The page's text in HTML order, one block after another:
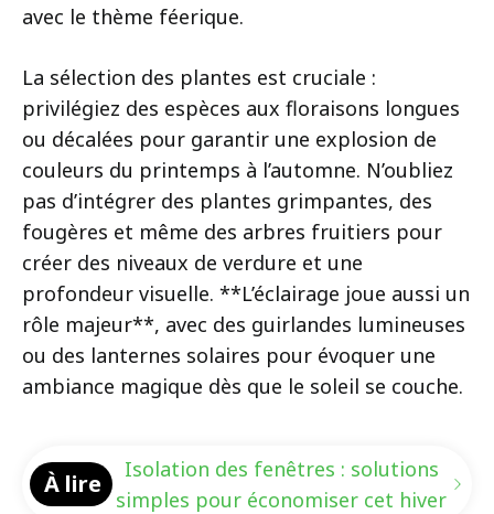
avec le thème féerique.
La sélection des plantes est cruciale :
privilégiez des espèces aux floraisons longues
ou décalées pour garantir une explosion de
couleurs du printemps à l’automne. N’oubliez
pas d’intégrer des plantes grimpantes, des
fougères et même des arbres fruitiers pour
créer des niveaux de verdure et une
profondeur visuelle. **L’éclairage joue aussi un
rôle majeur**, avec des guirlandes lumineuses
ou des lanternes solaires pour évoquer une
ambiance magique dès que le soleil se couche.
À lire
Isolation des fenêtres : solutions
simples pour économiser cet hiver